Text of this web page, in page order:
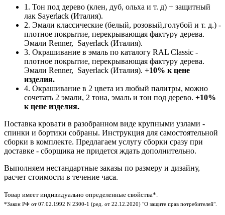
1. Тон под дерево (клен, дуб, ольха и т. д) + защитный
лак Sayerlack (Италия).
2. Эмали классические (белый, розовый,голубой и т. д.) -
плотное покрытие, перекрывающая фактуру дерева.
Эмали Renner, Sayerlack (Италия).
3. Окрашивание в эмаль по каталогу RAL Classic -
плотное покрытие, перекрывающая фактуру дерева.
Эмали Renner, Sayerlack (Италия). +10% к цене
изделия.
4. Окрашивание в 2 цвета из любый палитры, можно
сочетать 2 эмали, 2 тона, эмаль и тон под дерево. +10%
к цене изделия.
Поставка кровати в разобранном виде крупными узлами -
спинки и бортики собраны. Инструкция для самостоятельной
сборки в комплекте. Предлагаем услугу сборки сразу при
доставке - сборщика не придется ждать дополнительно.
Выполняем нестандартные заказы по размеру и дизайну,
расчет стоимости в течение часа.
Товар имеет индивидуально определенные свойства*.
*Закон РФ от 07.02.1992 N 2300-1 (ред. от 22.12.2020) "О защите прав потребителей".